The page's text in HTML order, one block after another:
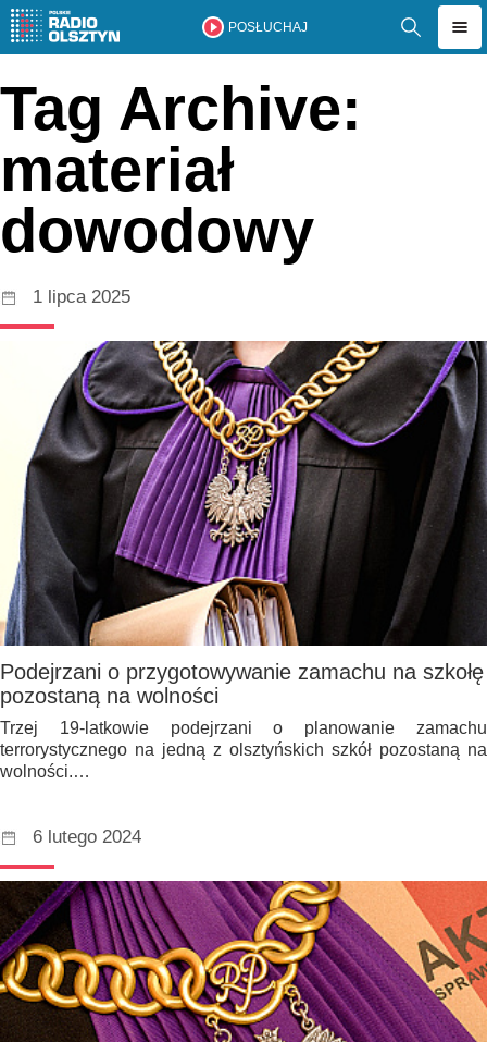
POSŁUCHAJ
Tag Archive:
materiał
dowodowy
1 lipca 2025
Podejrzani o przygotowywanie zamachu na szkołę
pozostaną na wolności
Trzej 19-latkowie podejrzani o planowanie zamachu
terrorystycznego na jedną z olsztyńskich szkół pozostaną na
wolności.…
6 lutego 2024